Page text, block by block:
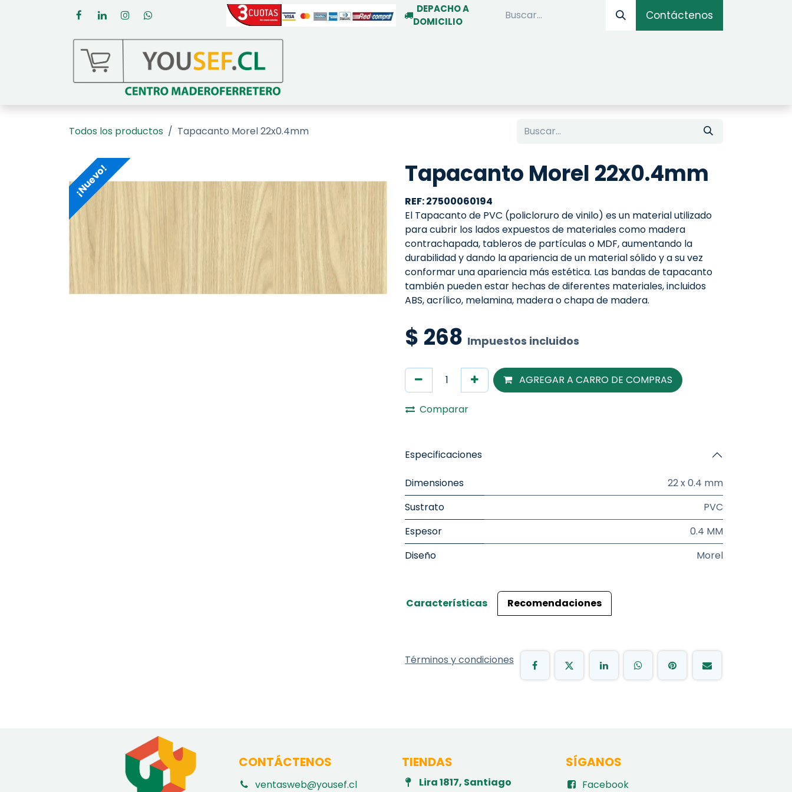
DEPACHO A
DOMICILIO
Contáctenos
Todos los productos Tapacanto Morel 22x0.4mm
¡Nuevo! Tapacanto Morel 22x0.4mm
REF: 27500060194
El Tapacanto de PVC (policloruro de vinilo) es un material utilizado
para cubrir los lados expuestos de materiales como madera
contrachapada, tableros de partículas o MDF, aumentando la
durabilidad y dando la apariencia de un material sólido y a su vez
conformar una apariencia más estética. Las bandas de tapacanto
también pueden estar hechas de diferentes materiales, incluidos
ABS, acrílico, melamina, madera o chapa de madera.
$ 268 Impuestos incluidos
AGREGAR A CARRO DE COMPRAS
Comparar
Especificaciones
Dimensiones
22 x 0.4 mm
Sustrato
PVC
Espesor
0.4 MM
Diseño
Morel
Características Recomendaciones
Términos y condiciones
CONTÁCTENOS
ventasweb@yousef.cl
TIENDAS
Lira 1817, Santiago
SÍGANOS
Facebook